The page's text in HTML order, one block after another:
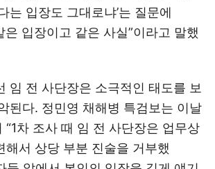
는 입장도 그대로냐’는 질문에
은 입장이고 같은 사실”이라고 말했
임 전 사단장은 소극적인 태도를 보
된다. 정민영 채해병 특검보는 이날
“1차 조사 때 임 전 사단장은 업무상
해서 상당 부분 진술을 거부했